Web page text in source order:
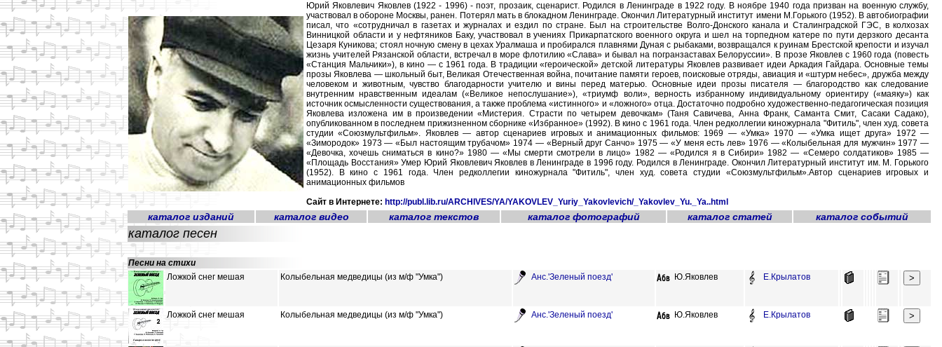
Юрий Яковлевич Яковлев (1922 - 1996) - поэт, прозаик, сценарист. Родился в Ленинграде в 1922 году. В ноябре 1940 года призван на военную службу,
участвовал в обороне Москвы, ранен. Потерял мать в блокадном Ленинграде. Окончил Литературный институт имени М.Горького (1952). В автобиографии
писал, что «сотрудничал в газетах и журналах и ездил по стране. Был на строительстве Волго-Донского канала и Сталинградской ГЭС, в колхозах
Винницкой области и у нефтяников Баку, участвовал в учениях Прикарпатского военного округа и шел на торпедном катере по пути дерзкого десанта
Цезаря Куникова; стоял ночную смену в цехах Уралмаша и пробирался плавнями Дуная с рыбаками, возвращался к руинам Брестской крепости и изучал
жизнь учителей Рязанской области, встречал в море флотилию «Слава» и бывал на погранзаставах Белоруссии». В прозе Яковлев с 1960 года (повесть
«Станция Мальчики»), в кино — с 1961 года. В традиции «героической» детской литературы Яковлев развивает идеи Аркадия Гайдара. Основные темы
прозы Яковлева — школьный быт, Великая Отечественная война, почитание памяти героев, поисковые отряды, авиация и «штурм небес», дружба между
человеком и животным, чувство благодарности учителю и вины перед матерью. Основные идеи прозы писателя — благородство как следование
внутренним нравственным идеалам («Великое непослушание»), «триумф воли», верность избранному индивидуальному ориентиру («маяку») как
источник осмысленности существования, а также проблема «истинного» и «ложного» отца. Достаточно подробно художественно-педагогическая позиция
Яковлева изложена им в произведении «Мистерия. Страсти по четырем девочкам» (Таня Савичева, Анна Франк, Саманта Смит, Сасаки Садако),
опубликованном в последнем прижизненном сборнике «Избранное» (1992). В кино с 1961 года. Член редколлегии киножурнала "Фитиль", член худ. совета
студии «Союзмультфильм». Яковлев — автор сценариев игровых и анимационных фильмов: 1969 — «Умка» 1970 — «Умка ищет друга» 1972 —
«Зимородок» 1973 — «Был настоящим трубачом» 1974 — «Верный друг Санчо» 1975 — «У меня есть лев» 1976 — «Колыбельная для мужчин» 1977 —
«Девочка, хочешь сниматься в кино?» 1980 — «Мы смерти смотрели в лицо» 1982 — «Родился я в Сибири» 1982 — «Семеро солдатиков» 1985 —
«Площадь Восстания» Умер Юрий Яковлевич Яковлев в Ленинграде в 1996 году. Родился в Ленинграде. Окончил Литературный институт им. М. Горького
(1952). В кино с 1961 года. Член редколлегии киножурнала "Фитиль", член худ. совета студии «Союзмультфильм».Автор сценариев игровых и
анимационных фильмов
Сайт в Интернете: http://publ.lib.ru/ARCHIVES/YA/YAKOVLEV_Yuriy_Yakovlevich/_Yakovlev_Yu._Ya..html
каталог изданий каталог видео каталог текстов каталог фотографий каталог статей каталог событий
каталог песен
Песни на стихи
Ложкой снег мешая
Колыбельная медведицы (из м/ф "Умка") Анс.'Зеленый поезд' Ю.Яковлев Е.Крылатов
Ложкой снег мешая Колыбельная медведицы (из м/ф "Умка") Анс.'Зеленый поезд' Ю.Яковлев Е.Крылатов